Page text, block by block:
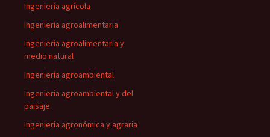
Ingeniería agrícola
Ingeniería agroalimentaria
Ingeniería agroalimentaria y
medio natural
Ingeniería agroambiental
Ingeniería agroambiental y del
paisaje
Ingeniería agronómica y agraria